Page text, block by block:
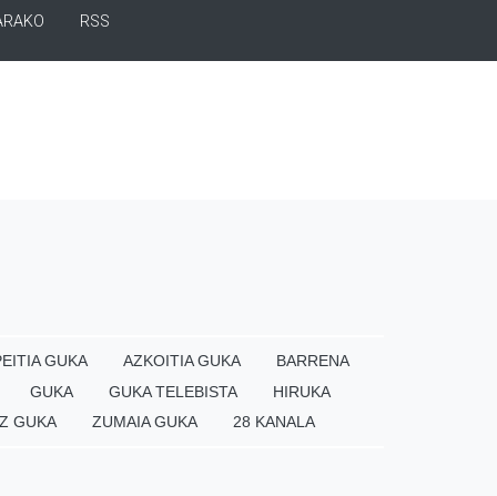
RSS
GUKA AZKOITIA GUKA
BARRENA
GUKA
GUKA TELEBISTA
HIRUKA
GUKA
ZUMAIA GUKA 28 KANALA